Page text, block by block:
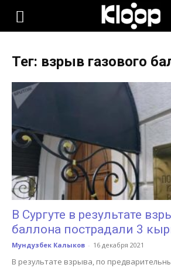
KLOOP.KG
Кыргызстана
Тег: взрыв газового
В Сургуте в результате
баллона пострадали 3
Мундузбек Калыков - 16 декабря 2021
В результате взрыва, по